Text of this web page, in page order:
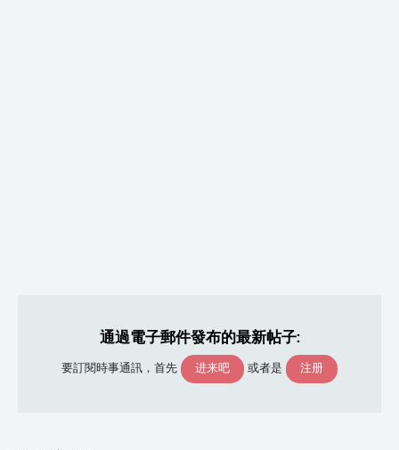
通過電子郵件發布的最新帖子:
要訂閱時事通訊，首先 进来吧 或者是 注册